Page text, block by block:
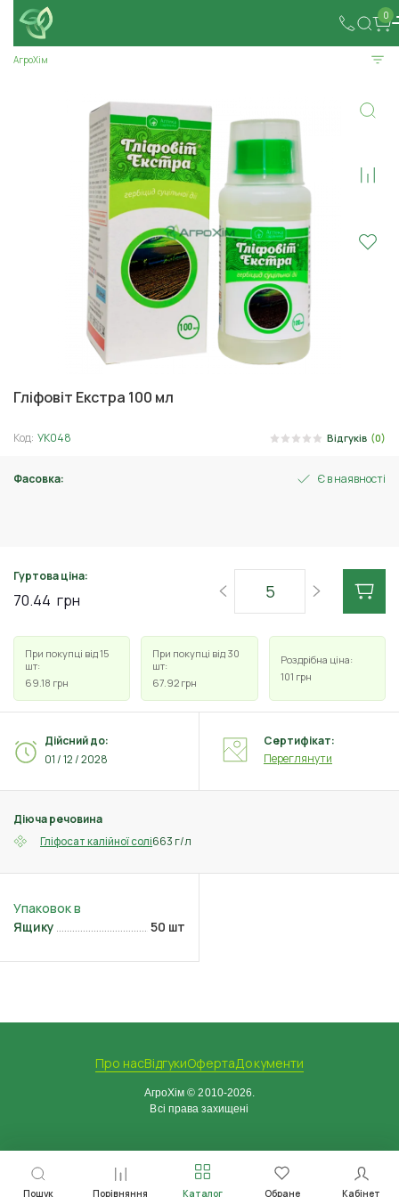
0
Пошук Порівняння Каталог Обране Кабінет
АгроХім
Гліфовіт Екстра 100 мл
Код: УК048 Відгуків (0)
Фасовка: Є в наявності
Гуртова ціна:
70.44 грн
При покупці від 15
шт:
69.18 грн
При покупці від 30
шт:
67.92 грн
Роздрібна ціна:
101 грн
Діюча речовина
Гліфосат калійної солі663 г/л
Дійсний до:
01 / 12 / 2028
Сертифікат:
Переглянути
Ящику 50 шт
Про насВідгукиОфертаДокументи
АгроХім © 2010-2026.
Всі права захищені